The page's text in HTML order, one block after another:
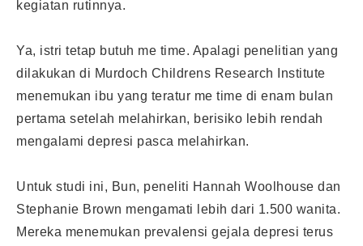
kegiatan rutinnya.
Ya, istri tetap butuh me time. Apalagi penelitian yang
dilakukan di Murdoch Childrens Research Institute
menemukan ibu yang teratur me time di enam bulan
pertama setelah melahirkan, berisiko lebih rendah
mengalami depresi pasca melahirkan.
Untuk studi ini, Bun, peneliti Hannah Woolhouse dan
Stephanie Brown mengamati lebih dari 1.500 wanita.
Mereka menemukan prevalensi gejala depresi terus